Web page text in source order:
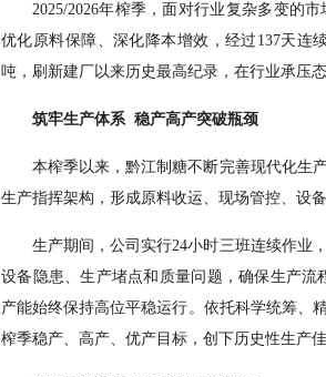
2025/2026年榨季，面对行业复杂多变的
优化原料保障、深化降本增效，经过137天连
吨，刷新建厂以来历史最高纪录，在行业承压
筑牢生产体系 稳产高产突破瓶颈
本榨季以来，黔江制糖不断完善现代化生
生产指挥架构，形成原料收运、现场管控、设
生产期间，公司实行24小时三班连续作业
设备隐患、生产堵点和质量问题，确保生产流
产能始终保持高位平稳运行。依托科学统筹、
榨季稳产、高产、优产目标，创下历史性生产